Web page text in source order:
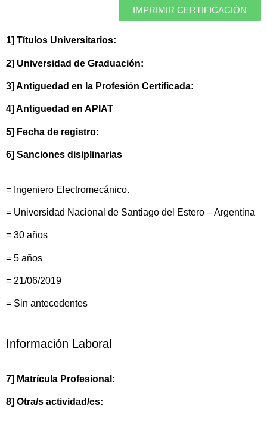
IMPRIMIR CERTIFICACIÓN
1] Títulos Universitarios:
2] Universidad de Graduación:
3] Antiguedad en la Profesión Certificada:
4] Antiguedad en APIAT
5] Fecha de registro:
6] Sanciones disiplinarias
= Ingeniero Electromecánico.
= Universidad Nacional de Santiago del Estero – Argentina
= 30 años
= 5 años
= 21/06/2019
= Sin antecedentes
Información Laboral
7] Matrícula Profesional:
8] Otra/s actividad/es: